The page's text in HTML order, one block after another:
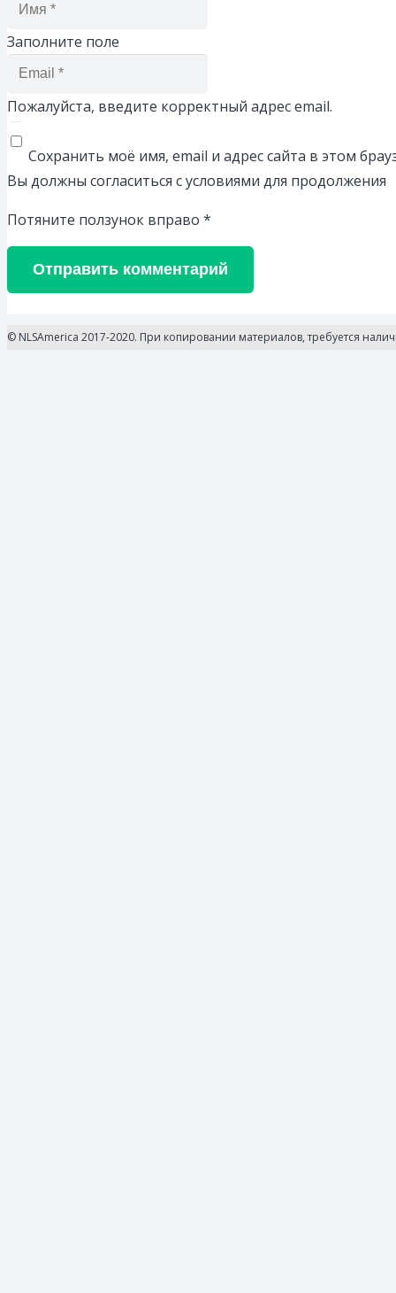
Заполните поле
Пожалуйста, введите корректный адрес email.
Сохранить моё имя, email и адрес сайта в этом
Вы должны согласиться с условиями для продолжения
Потяните ползунок вправо *
Отправить комментарий
© NLSAmerica 2017-2020. При копировании материалов, требуется